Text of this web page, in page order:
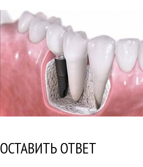
ОСТАВИТЬ ОТВЕТ